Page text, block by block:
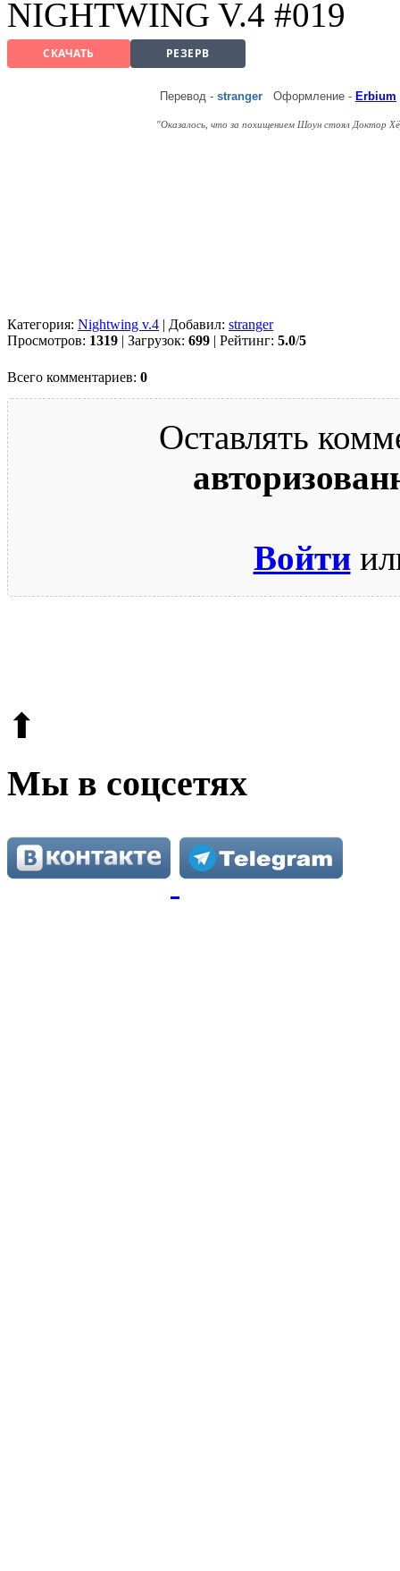
NIGHTWING V.4 #019
СКАЧАТЬ РЕЗЕРВ
Перевод - stranger Оформление - Erbium
"Оказалось, что за похищением Шоун стоял Доктор
Категория: Nightwing v.4 | Добавил: stranger
Просмотров: 1319 | Загрузок: 699 | Рейтинг: 5.0/5
Всего комментариев: 0
Оставлять
Войти
⬆
Мы в соцсетях